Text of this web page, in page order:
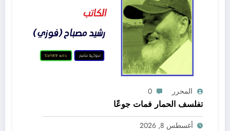
المحرر 0
تفلسف الحمار فمات جوعًا
أغسطس 8, 2026